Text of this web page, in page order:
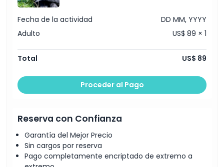
Fecha de la actividad
DD MM, YYYY
Adulto
US$ 89 × 1
Total US$ 89
Proceder al Pago
Reserva con Confianza
Garantía del Mejor Precio
Sin cargos por reserva
Pago completamente encriptado de extremo a